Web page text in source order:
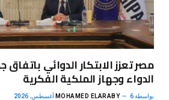
مصر تعزز الابتكار الدوائي باتفاق
الدواء وجهاز الملكية الفكرية
بواسطة MOHAMED ELARABY 6 أغسطس، 2026